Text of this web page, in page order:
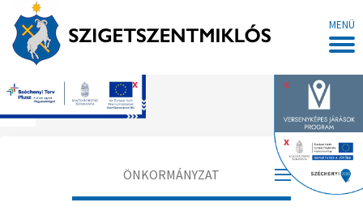
MENÜ
x
x
x
Főoldal
ÖNKORMÁNYZAT